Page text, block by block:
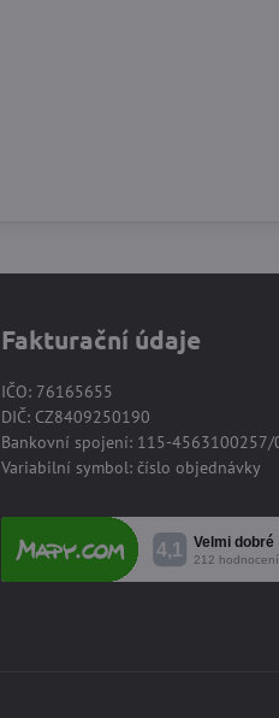
Fakturační údaje
IČO: 76165655
DIČ: CZ8409250190
Bankovní spojení: 115-4563100257/
Variabilní symbol: číslo objednávky